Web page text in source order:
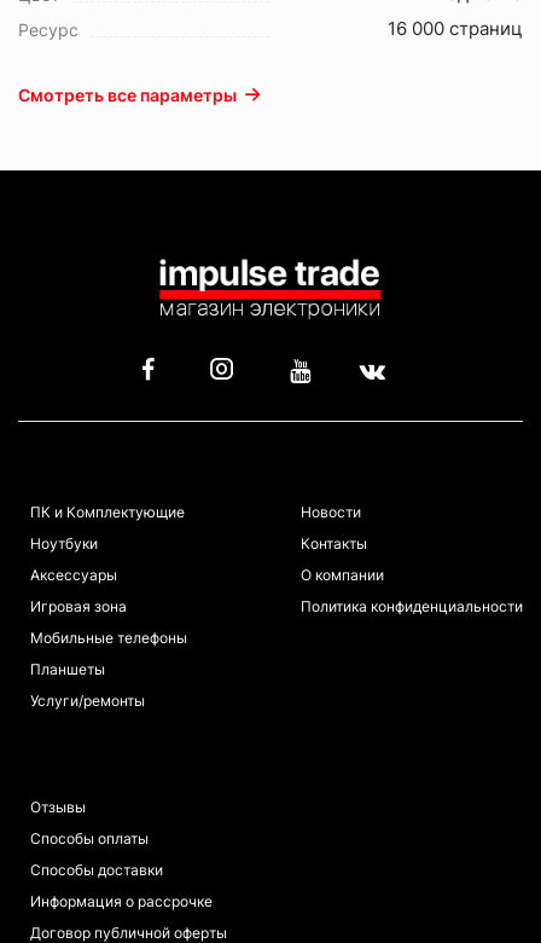
Ресурс 16 000 страниц
Смотреть все параметры
ПК и Комплектующие
Ноутбуки
Аксессуары
Игровая зона
Мобильные телефоны
Планшеты
Услуги/ремонты
Новости
Контакты
О компании
Политика конфиденциальности
Отзывы
Способы оплаты
Способы доставки
Информация о рассрочке
Договор публичной оферты